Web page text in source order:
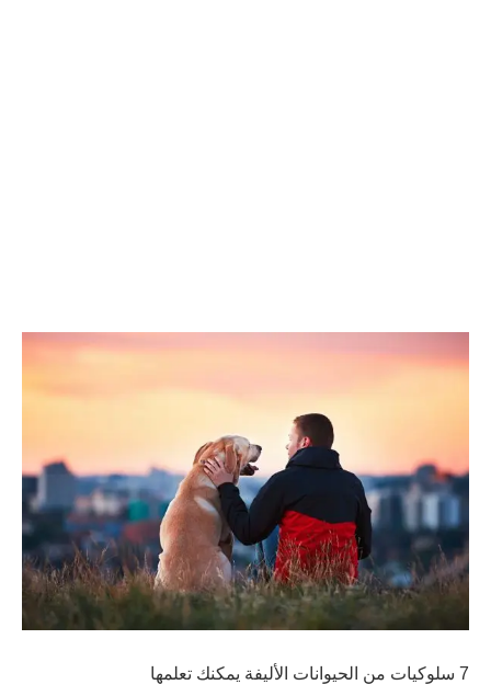
7 سلوكيات من الحيوانات الأليفة يمكنك تعلمها